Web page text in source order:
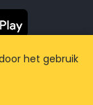
het gebruik